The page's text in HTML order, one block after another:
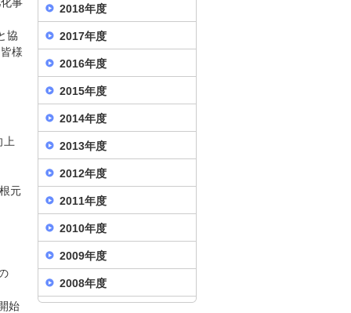
協
様
上
元
始
2018年度
2017年度
2016年度
2015年度
2014年度
2013年度
2012年度
2011年度
2010年度
2009年度
2008年度